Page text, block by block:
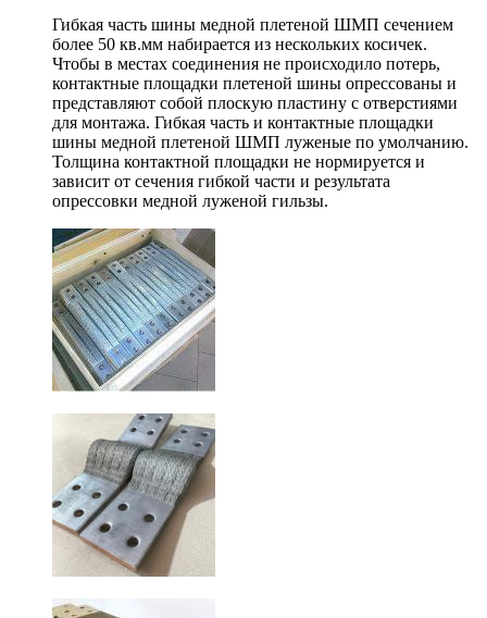
Гибкая часть шины медной плетеной ШМП сечением
более 50 кв.мм набирается из нескольких косичек.
Чтобы в местах соединения не происходило потерь,
контактные площадки плетеной шины опрессованы и
представляют собой плоскую пластину с отверстиями
для монтажа. Гибкая часть и контактные площадки
шины медной плетеной ШМП луженые по умолчанию.
Толщина контактной площадки не нормируется и
зависит от сечения гибкой части и результата
опрессовки медной луженой гильзы.